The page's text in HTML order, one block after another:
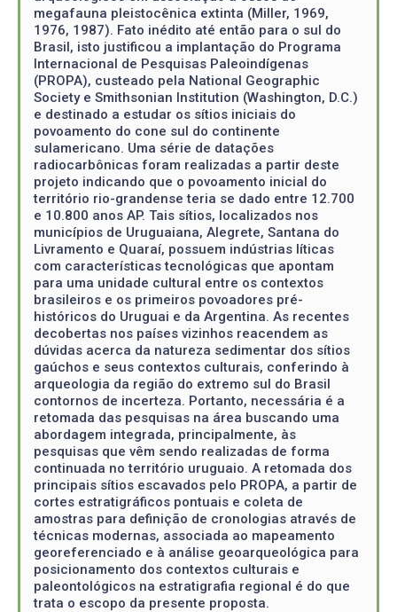
megafauna pleistocênica extinta (Miller, 1969,
1976, 1987). Fato inédito até então para o sul do
Brasil, isto justificou a implantação do Programa
Internacional de Pesquisas Paleoindígenas
(PROPA), custeado pela National Geographic
Society e Smithsonian Institution (Washington, D.C.)
e destinado a estudar os sítios iniciais do
povoamento do cone sul do continente
sulamericano. Uma série de datações
radiocarbônicas foram realizadas a partir deste
projeto indicando que o povoamento inicial do
território rio-grandense teria se dado entre 12.700
e 10.800 anos AP. Tais sítios, localizados nos
municípios de Uruguaiana, Alegrete, Santana do
Livramento e Quaraí, possuem indústrias líticas
com características tecnológicas que apontam
para uma unidade cultural entre os contextos
brasileiros e os primeiros povoadores pré-
históricos do Uruguai e da Argentina. As recentes
decobertas nos países vizinhos reacendem as
dúvidas acerca da natureza sedimentar dos sítios
gaúchos e seus contextos culturais, conferindo à
arqueologia da região do extremo sul do Brasil
contornos de incerteza. Portanto, necessária é a
retomada das pesquisas na área buscando uma
abordagem integrada, principalmente, às
pesquisas que vêm sendo realizadas de forma
continuada no território uruguaio. A retomada dos
principais sítios escavados pelo PROPA, a partir de
cortes estratigráficos pontuais e coleta de
amostras para definição de cronologias através de
técnicas modernas, associada ao mapeamento
georeferenciado e à análise geoarqueológica para
posicionamento dos contextos culturais e
paleontológicos na estratigrafia regional é do que
trata o escopo da presente proposta.